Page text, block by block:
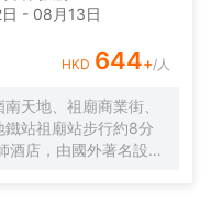
歡顏”。配備電動窗紗
3秒速熱淋浴系統，高
動化LG洗衣機烘乾
備高清LED；28樓正宗
善，專業服務，滿足您
代酒店之智能化及個
- 08月13日
HKD 644+/人
天地、祖廟商業街、
站祖廟站步行約8分
酒店，由國外著名設計